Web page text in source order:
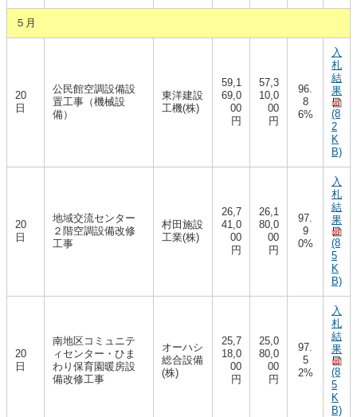
５月
20
日
公民館空調設備設
置工事（機械設
備）
東洋建設
工機(株)
59,1
69,0
00
円
57,3
10,0
00
円
96.
8
6%
入
札
結
果
(8
2
K
B)
20
日
地域交流センター
２階空調設備改修
工事
村田施設
工業(株)
26,7
41,0
00
円
26,1
80,0
00
円
97.
9
0%
入
札
結
果
(8
5
K
B)
20
日
南地区コミュニテ
ィセンター・ひま
わり保育園暖房設
備改修工事
オーハシ
総合設備
(株)
25,7
18,0
00
円
25,0
80,0
00
円
97.
5
2%
入
札
結
果
(8
5
K
B)